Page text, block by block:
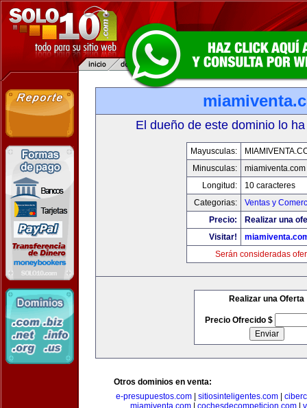
El dueño de este dominio lo
Mayusculas:
Minusculas:
miamiventa.com
Longitud:
10 caracteres
Categorias:
Ventas y
Precio:
Realizar una
Visitar!
Serán consideradas
Realizar una Oferta
Precio Ofrecido $
Otros dominios en venta:
e-presupuestos.com
sitiosinteligentes.com
miamiventa.com
cochesdecompeticion.com